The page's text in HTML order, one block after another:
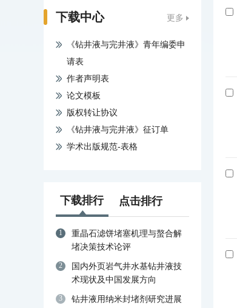
下载中心 更多
《钻井液与完井液》青年编委申
请表
作者声明表
论文模板
版权转让协议
《钻井液与完井液》征订单
学术出版规范-表格
下载排行 点击排行
1
重晶石滤饼堵塞机理与螯合解
堵决策技术论评
2
国内外页岩气井水基钻井液技
术现状及中国发展方向
3 钻井液用纳米封堵剂研究进展